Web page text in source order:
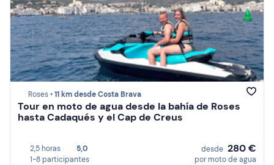
Roses •11 km desde Costa Brava
Tour en moto de agua desde la bahía de Roses
hasta Cadaqués y el Cap de Creus
2,5 horas
5,0
1-8 participantes
desde 280 €
por moto de agua